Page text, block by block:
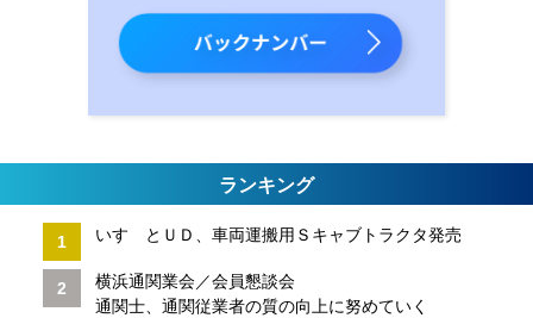
ランキング
いすゞとＵＤ、車両運搬用Ｓキャブトラクタ発売
横浜通関業会／会員懇談会
通関士、通関従業者の質の向上に努めていく